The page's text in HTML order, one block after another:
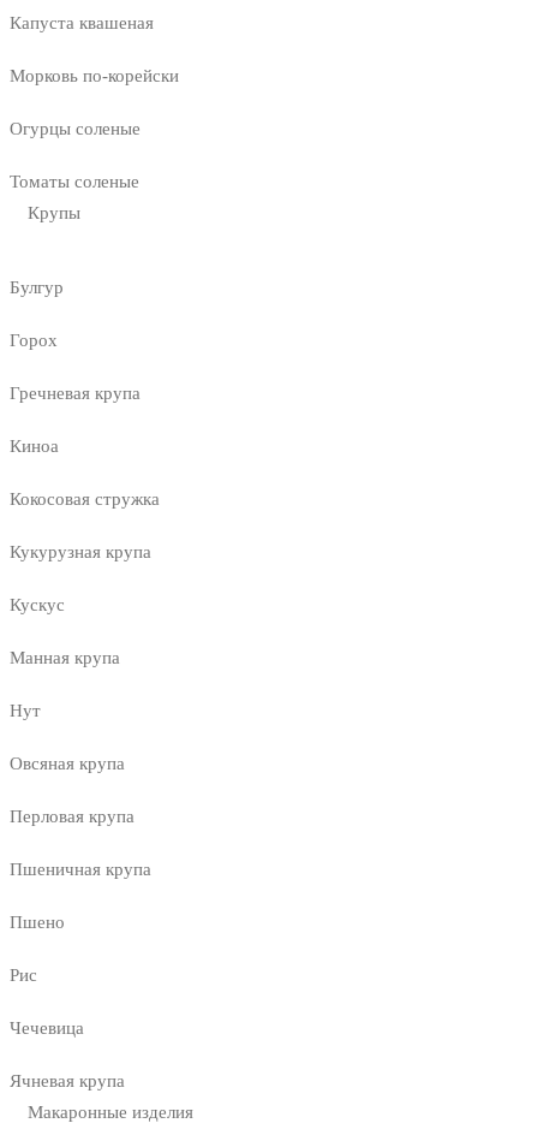
Капуста квашеная
Морковь по-корейски
Огурцы соленые
Томаты соленые
Крупы
Булгур
Горох
Гречневая крупа
Киноа
Кокосовая стружка
Кукурузная крупа
Кускус
Манная крупа
Нут
Овсяная крупа
Перловая крупа
Пшеничная крупа
Пшено
Рис
Чечевица
Ячневая крупа
Макаронные изделия